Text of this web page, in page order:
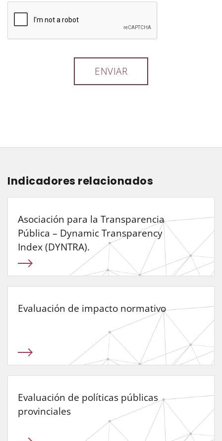
Indicadores relacionados
Asociación para la Transparencia
Pública – Dynamic Transparency
Index (DYNTRA).
Evaluación de impacto normativo
Evaluación de políticas públicas
provinciales